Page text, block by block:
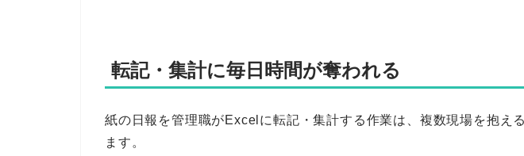
転記・集計に毎日時間が奪われる
紙の日報を管理職がExcelに転記・集計する作業は、複数現場を抱え
ます。